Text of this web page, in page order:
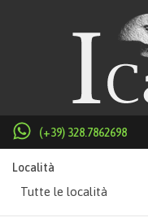
(+39) 328.7862698
Località
Tutte le località